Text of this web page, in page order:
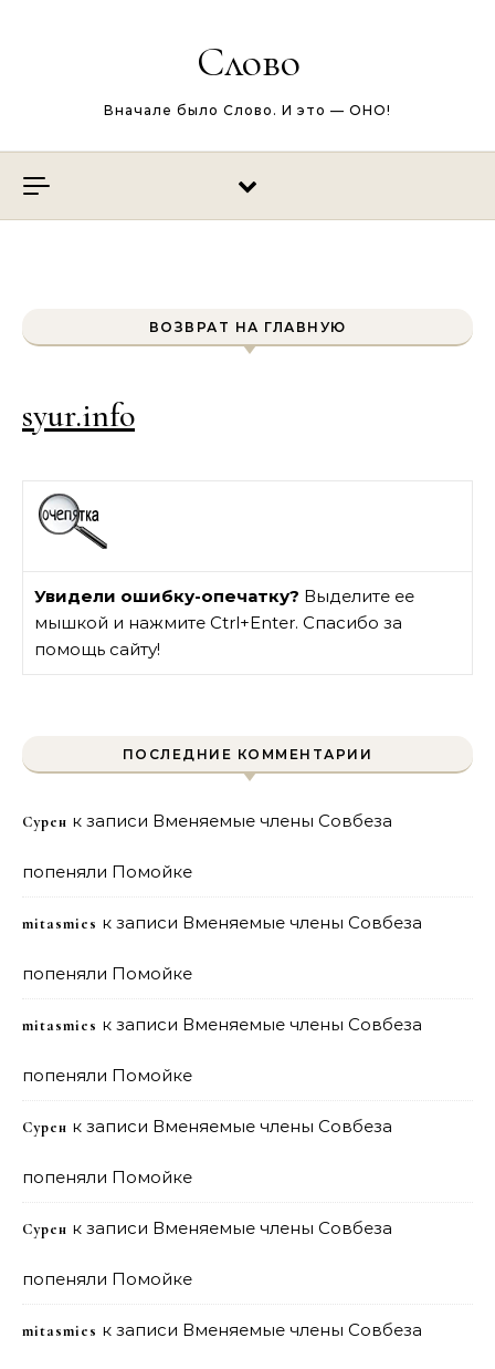
Слово
Вначале было Слово. И это — ОНО!
ВОЗВРАТ НА ГЛАВНУЮ
syur.info
Увидели ошибку-опечатку? Выделите ее
мышкой и нажмите Ctrl+Enter. Спасибо за
помощь сайту!
ПОСЛЕДНИЕ КОММЕНТАРИИ
Сурен к записи Вменяемые члены Совбеза
попеняли Помойке
mitasmies к записи Вменяемые члены Совбеза
попеняли Помойке
mitasmies к записи Вменяемые члены Совбеза
попеняли Помойке
Сурен к записи Вменяемые члены Совбеза
попеняли Помойке
Сурен к записи Вменяемые члены Совбеза
попеняли Помойке
mitasmies к записи Вменяемые члены Совбеза